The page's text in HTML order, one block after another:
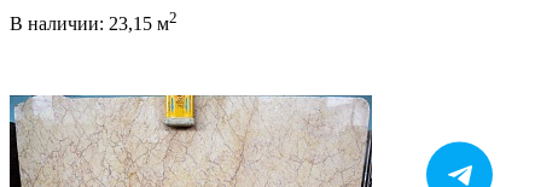
В наличии: 23,15 м2